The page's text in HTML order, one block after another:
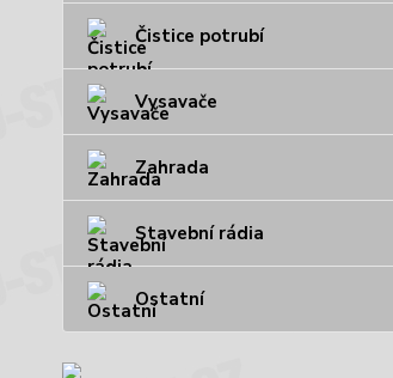
Čistice potrubí
Vysavače
Zahrada
Stavební rádia
Ostatní